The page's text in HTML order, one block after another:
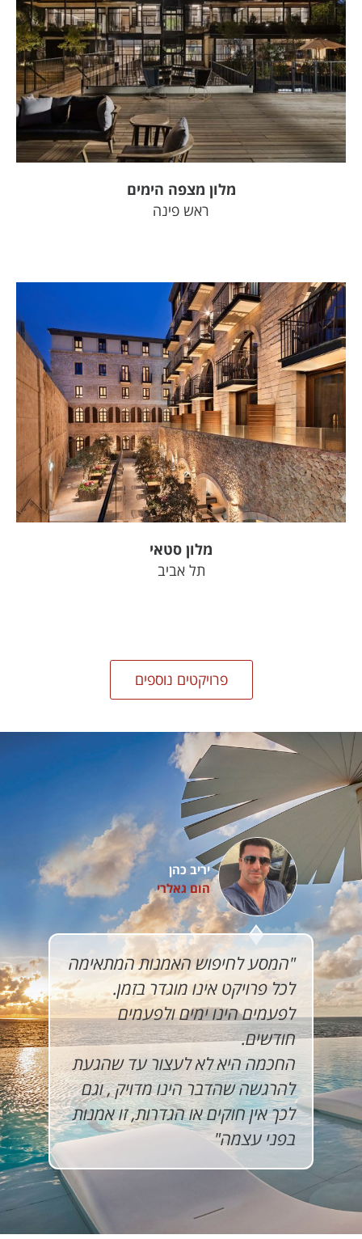
מלון מצפה הימים
ראש פינה
צפה בפרויקט
מלון סטאי
תל אביב
צפה בפרויקט
פרויקטים נוספים
"המסע לחיפוש האמנות המתאימה
לכל פרויקט אינו מוגדר בזמן.
לפעמים הינו ימים ולפעמים
חודשים.
החכמה היא לא לעצור עד שהגעת
להרגשה שהדבר הינו מדויק , וגם
לכך אין חוקים או הגדרות, זו אמנות
בפני עצמה"
יריב כהן
הום גאלרי